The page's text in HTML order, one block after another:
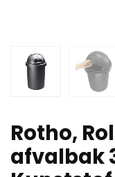
Rotho,
afvalbak